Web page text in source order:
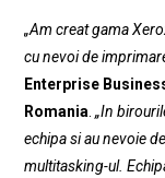
„Am creat gama
cu nevoi de
Enterprise
Romania „In
echipa si au nevoie
multitasking-ul.